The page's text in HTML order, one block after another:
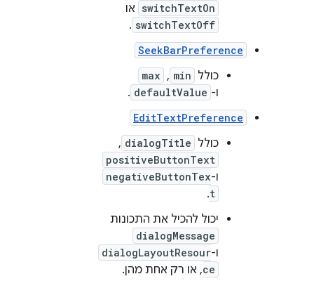
switchTextOn או
switchTextOff
.
SeekBarPreference
כולל min
,‏
max
ו- defaultValue
.
EditTextPreference
כולל dialogTitle
,‏
positiveButtonText
ו-negativeButtonTex
t
.
יכול להכיל את התכונות
dialogMessage
ו-dialogLayoutResour
ce, או רק אחת מהן.